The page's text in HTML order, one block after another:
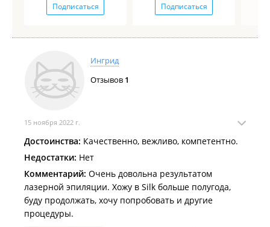
Подписаться Подписаться
Ингрид
Отзывов 1
15 ноября 2022 г.
Достоинства: Качественно, вежливо, компетентно.
Недостатки: Нет
Комментарий: Очень довольна результатом
лазерной эпиляции. Хожу в Silk больше полугода,
буду продолжать, хочу попробовать и другие
процедуры.